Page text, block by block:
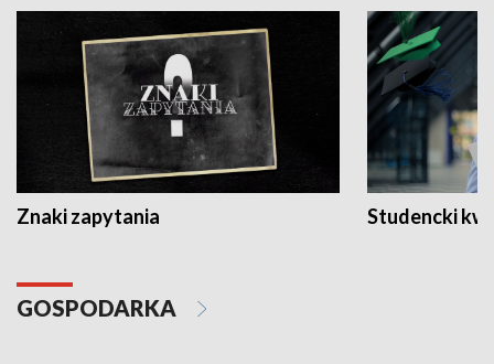
Znaki zapytania Studencki
GOSPODARKA